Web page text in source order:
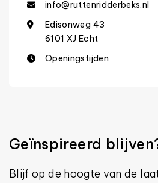
info@ruttenridderbeks.nl
Edisonweg 43
6101 XJ Echt
Openingstijden
Geïnspireerd
Blijf op de hoogte van de